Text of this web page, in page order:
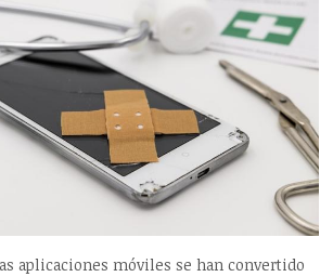
aplicaciones móviles se han convertido